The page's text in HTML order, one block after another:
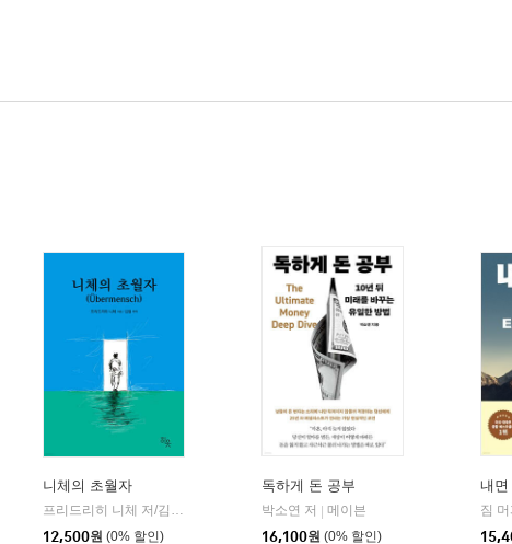
| 현대지성
니체의 초월자
12,500원 (0% 할인)
독하게 돈 공부
박소연 저 | 메이븐
16,100원 (0% 할인)
내면
짐